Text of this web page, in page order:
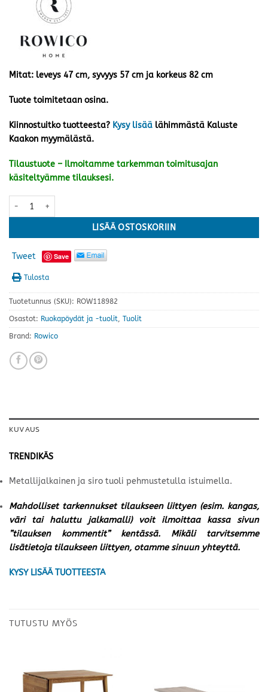
Mitat: leveys 47 cm, syvyys 57 cm ja korkeus 82 cm
Tuote toimitetaan osina.
Kiinnostuitko tuotteesta? Kysy lisää lähimmästä Kaluste
Kaakon myymälästä.
Tilaustuote – Ilmoitamme tarkemman toimitusajan
käsiteltyämme tilauksesi.
Brent tuoli, musta/musta keinonahka määrä
LISÄÄ OSTOSKORIIN
Tweet Save
Tulosta
Tuotetunnus (SKU): ROW118982
Osastot: Ruokapöydät ja -tuolit, Tuolit
Brand: Rowico
KUVAUS
TRENDIKÄS
Metallijalkainen ja siro tuoli pehmustetulla istuimella.
Mahdolliset tarkennukset tilaukseen liittyen (esim. kangas,
väri tai haluttu jalkamalli) voit ilmoittaa kassa sivun
”tilauksen kommentit” kentässä. Mikäli tarvitsemme
lisätietoja tilaukseen liittyen, otamme sinuun yhteyttä.
KYSY LISÄÄ TUOTTEESTA
TUTUSTU MYÖS